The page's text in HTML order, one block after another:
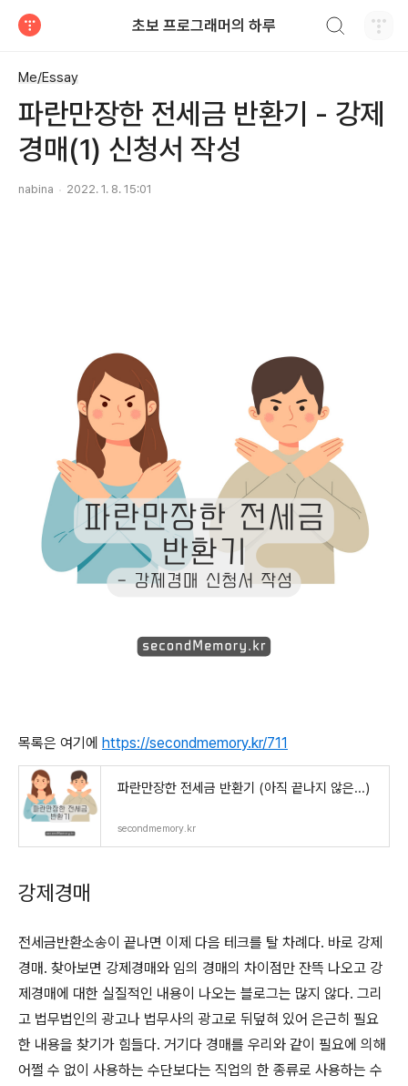
초보 프로그래머의 하루
Me/Essay
파란만장한 전세금 반환기 - 강제
경매(1) 신청서 작성
nabina 2022. 1. 8. 15:01
목록은 여기에 https://secondmemory.kr/711
파란만장한 전세금 반환기 (아직 끝나지 않은...)
secondmemory.kr
강제경매
전세금반환소송이 끝나면 이제 다음 테크를 탈 차례다. 바로 강제
경매. 찾아보면 강제경매와 임의 경매의 차이점만 잔뜩 나오고 강
제경매에 대한 실질적인 내용이 나오는 블로그는 많지 않다. 그리
고 법무법인의 광고나 법무사의 광고로 뒤덮혀 있어 은근히 필요
한 내용을 찾기가 힘들다. 거기다 경매를 우리와 같이 필요에 의해
어쩔 수 없이 사용하는 수단보다는 직업의 한 종류로 사용하는 수